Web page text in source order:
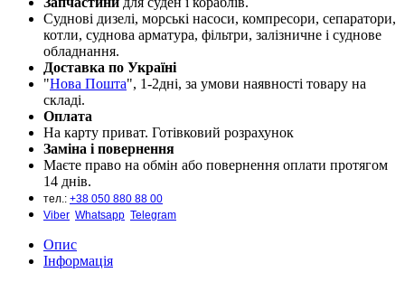
Cуднові дизелі, морські насоси, компресори, сепаратори,
котли, суднова арматура, фільтри, залізничне і суднове
обладнання.
Доставка по Україні
"Нова Пошта", 1-2дні, за умови наявності товару на
складі.
Оплата
На карту приват. Готівковий розрахунок
Заміна і повернення
Маєте право на обмін або повернення оплати протягом
14 днів.
тел.: +38 050 880 88 00
Viber Whatsapp Telegram
Опис
Інформація